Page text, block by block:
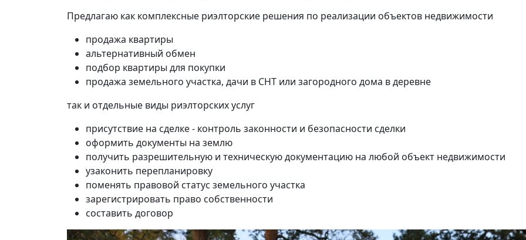
Предлагаю как комплексные риэлторские решения по реализации объектов недвижимости
продажа квартиры
альтернативный обмен
подбор квартиры для покупки
продажа земельного участка, дачи в СНТ или загородного дома в деревне
так и отдельные виды риэлторских услуг
присутствие на сделке - контроль законности и безопасности сделки
оформить документы на землю
получить разрешительную и техническую документацию на любой объект недвижимости
узаконить перепланировку
поменять правовой статус земельного участка
зарегистрировать право собственности
составить договор